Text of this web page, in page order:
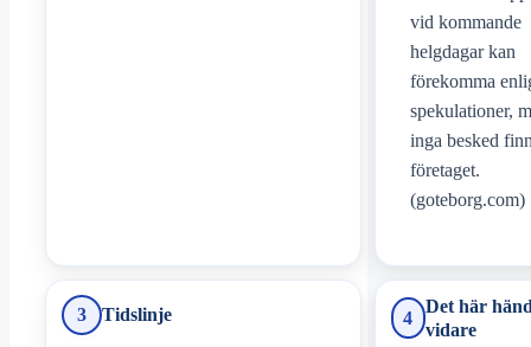
vid kommande
helgdagar kan
förekomma
spekulationer,
inga besked
företaget.
(goteborg.com)
3 Tidslinje 4
Det här
vidare